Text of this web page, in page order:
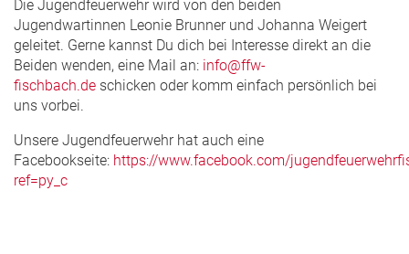
Die Jugendfeuerwehr wird von den beiden
Jugendwartinnen Leonie Brunner und Johanna Weigert
geleitet. Gerne kannst Du dich bei Interesse direkt an die
Beiden wenden, eine Mail an: info@ffw-
fischbach.de schicken oder komm einfach persönlich bei
uns vorbei.
Unsere Jugendfeuerwehr hat auch eine
Facebookseite: https://www.facebook.com/
ref=py_c